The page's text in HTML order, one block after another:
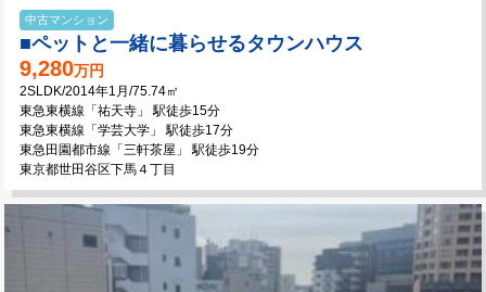
中古マンション
■ペットと一緒に暮らせるタウンハウス
9,280万円
2SLDK/2014年1月/75.74㎡
東急東横線「祐天寺」 駅徒歩15分
東急東横線「学芸大学」 駅徒歩17分
東急田園都市線「三軒茶屋」 駅徒歩19分
東京都世田谷区下馬４丁目